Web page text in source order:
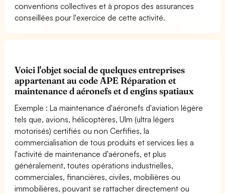
conventions collectives et à propos des assurances
conseillées pour l'exercice de cette activité.
Voici l'objet social de quelques entreprises
appartenant au code APE Réparation et
maintenance d aéronefs et d engins spatiaux
Exemple : La maintenance d'aéronefs d'aviation légère
tels que, avions, hélicoptères, Ulm (ultra légers
motorisés) certifiés ou non Cerfifies, la
commercialisation de tous produits et services lies a
l'activité de maintenance d'aéronefs, et plus
généralement, toutes opérations industrielles,
commerciales, financières, civiles, mobilières ou
immobilières, pouvant se rattacher directement ou